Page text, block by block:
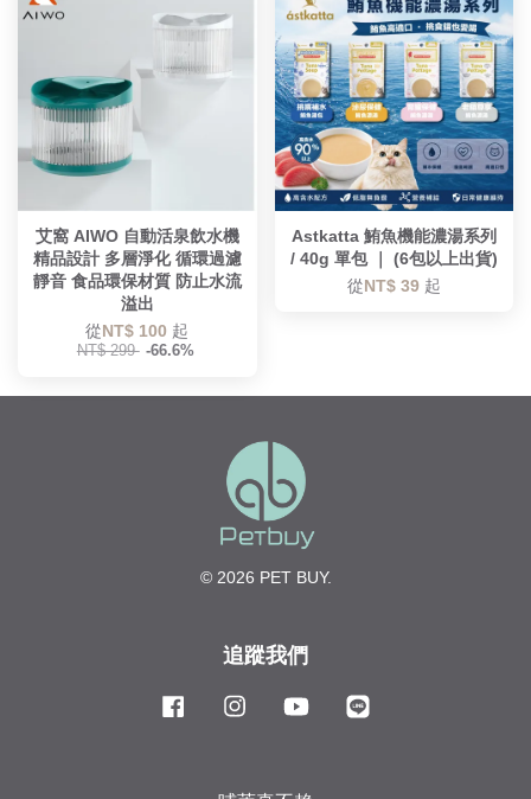
艾窩 AIWO 自動活泉飲水機
精品設計 多層淨化 循環過濾
靜音 食品環保材質 防止水流
溢出
從NT$ 100 起
NT$ 299 -66.6%
Astkatta 鮪魚機能濃湯系列
/ 40g 單包 ｜ (6包以上出貨)
從NT$ 39 起
© 2026 PET BUY.
追蹤我們
Facebook Instagram YouTube